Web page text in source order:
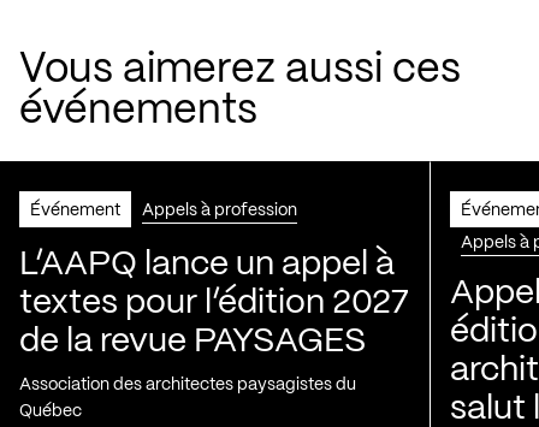
Vous aimerez aussi ces
événements
Événement Appels à profession
L’AAPQ lance un appel à
textes pour l’édition 2027
de la revue PAYSAGES
Association des architectes paysagistes du
Québec
Appels à
salut